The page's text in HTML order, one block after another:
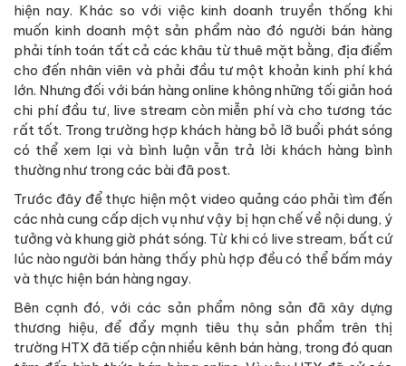
hiện nay. Khác so với việc kinh doanh truyền thống khi
muốn kinh doanh một sản phẩm nào đó người bán hàng
phải tính toán tất cả các khâu từ thuê mặt bằng, địa điểm
cho đến nhân viên và phải đầu tư một khoản kinh phí khá
lớn. Nhưng đối với bán hàng online không những tối giản hoá
chi phí đầu tư, live stream còn miễn phí và cho tương tác
rất tốt. Trong trường hợp khách hàng bỏ lỡ buổi phát sóng
có thể xem lại và bình luận vẫn trả lời khách hàng bình
thường như trong các bài đã post.
Trước đây để thực hiện một video quảng cáo phải tìm đến
các nhà cung cấp dịch vụ như vậy bị hạn chế về nội dung, ý
tưởng và khung giờ phát sóng. Từ khi có live stream, bất cứ
lúc nào người bán hàng thấy phù hợp đều có thể bấm máy
và thực hiện bán hàng ngay.
Bên cạnh đó, với các sản phẩm nông sản đã xây dựng
thương hiệu, để đẩy mạnh tiêu thụ sản phẩm trên thị
trường HTX đã tiếp cận nhiều kênh bán hàng, trong đó quan